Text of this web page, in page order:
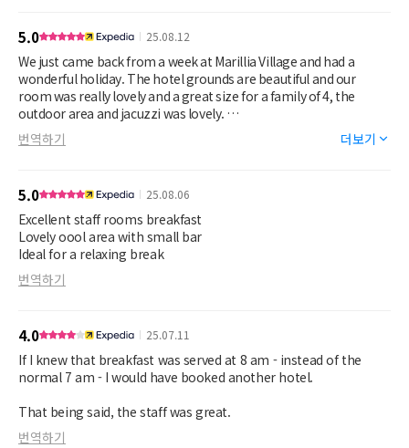
5.0 25.08.12
We just came back from a week at Marillia Village and had a
wonderful holiday. The hotel grounds are beautiful and our
room was really lovely and a great size for a family of 4, the
outdoor area and jacuzzi was lovely.
The hotel is peaceful, the pool area was quiet and not
busy/overcrowded with plenty of sunbeds. A very chilled out
The bar/restaurant we used a lot during the day and the staff are
fantastic.
We hired a car and saw a lot of the island in the evenings with
Marillia being in a easy location to reach and also a couple of
minutes away from the beach with plenty of restaurants and
We would love to visit again and highly recommend to anyone
wanting a more relaxing stay away from the crowds of Oia and
Fira.
번역하기 더보기
5.0 25.08.06
Excellent staff rooms breakfast
Lovely oool area with small bar
Ideal for a relaxing break
번역하기
4.0 25.07.11
If I knew that breakfast was served at 8 am - instead of the
normal 7 am - I would have booked another hotel.
That being said, the staff was great.
번역하기